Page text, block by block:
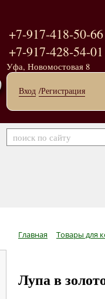
+7-917-418-50-66
+7-917-428-54-01
Уфа, Новомостовая 8
Вход /Регистрация
Главная Товары для
Лупа в